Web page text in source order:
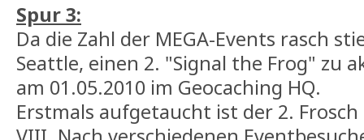
Spur 3:
Da die Zahl der MEGA-Events rasch
Seattle, einen 2. "Signal the Frog" zu
am 01.05.2010 im Geocaching HQ.
Erstmals aufgetaucht ist der 2.